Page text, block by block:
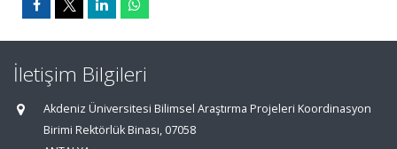
İletişim Bilgileri
Akdeniz Üniversitesi Bilimsel Araştırma Projeleri Koordinasyon
Birimi Rektörlük Binası, 07058